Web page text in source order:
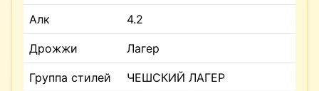
Алк 4.2
Дрожжи Лагер
Группа стилей ЧЕШСКИЙ ЛАГЕР